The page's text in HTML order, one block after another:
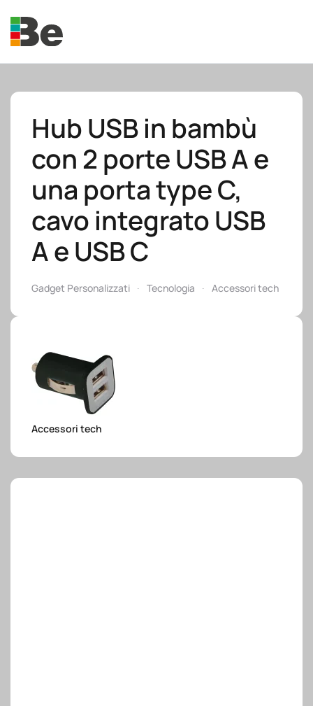
Skip to main content
Hub USB in bambù
con 2 porte USB A e
una porta type C,
cavo integrato USB
A e USB C
Gadget Personalizzati Tecnologia Accessori tech
Accessori tech